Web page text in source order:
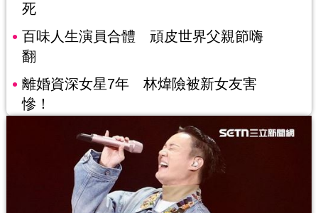
死
百味人生演員合體 頑皮世界父親節嗨
翻
離婚資深女星7年 林煒險被新女友害
慘！